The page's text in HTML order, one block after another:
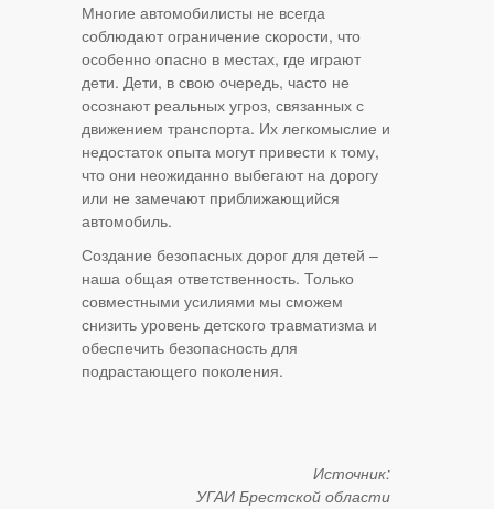
Многие автомобилисты не всегда
соблюдают ограничение скорости, что
особенно опасно в местах, где играют
дети. Дети, в свою очередь, часто не
осознают реальных угроз, связанных с
движением транспорта. Их легкомыслие и
недостаток опыта могут привести к тому,
что они неожиданно выбегают на дорогу
или не замечают приближающийся
автомобиль.
Создание безопасных дорог для детей –
наша общая ответственность. Только
совместными усилиями мы сможем
снизить уровень детского травматизма и
обеспечить безопасность для
подрастающего поколения.
Источник:
УГАИ Брестской области